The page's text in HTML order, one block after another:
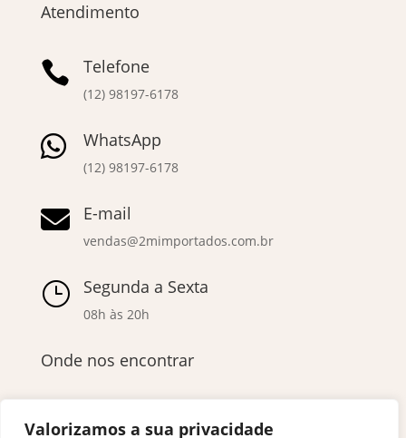
Valorizamos a sua privacidade
Atendimento
 Telefone
(12) 98197-6178
 WhatsApp
(12) 98197-6178
 E-mail
vendas@2mimportados.com.br
} Segunda a Sexta
08h às 20h
Onde nos encontrar